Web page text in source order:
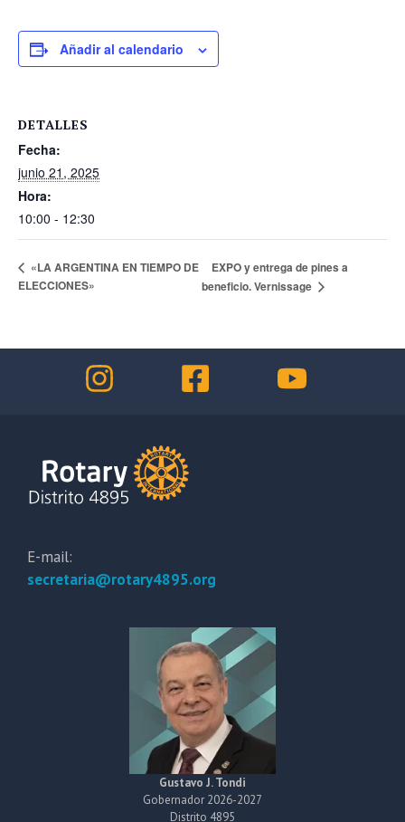
Añadir al calendario
DETALLES
Fecha:
junio 21, 2025
Hora:
10:00 - 12:30
«LA ARGENTINA EN TIEMPO DE
ELECCIONES»
EXPO y entrega de pines a
beneficio. Vernissage
E-mail:
secretaria@rotary4895.org
Gustavo J. Tondi
Gobernador 2026-2027
Distrito 4895